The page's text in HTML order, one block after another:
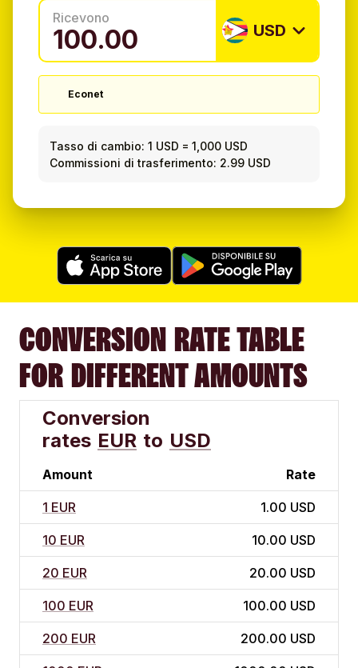
Ricevono
USD
Econet
Tasso di cambio: 1 USD =1,000 USD
Commissioni di trasferimento: 2.99 USD
CONVERSION RATE TABLE
FOR DIFFERENT AMOUNTS
Conversion
rates EUR to USD
Amount Rate
1 EUR 1.00 USD
10 EUR 10.00 USD
20 EUR 20.00 USD
100 EUR 100.00 USD
200 EUR 200.00 USD